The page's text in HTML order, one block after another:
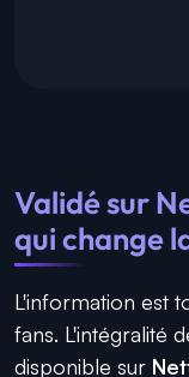
Validé sur
qui change
L'information est
fans. L'intégralité
disponible sur